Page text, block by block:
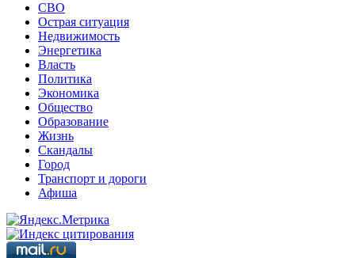
СВО
Острая ситуация
Недвижимость
Энергетика
Власть
Политика
Экономика
Общество
Образование
Жизнь
Скандалы
Город
Транспорт и дороги
Афиша